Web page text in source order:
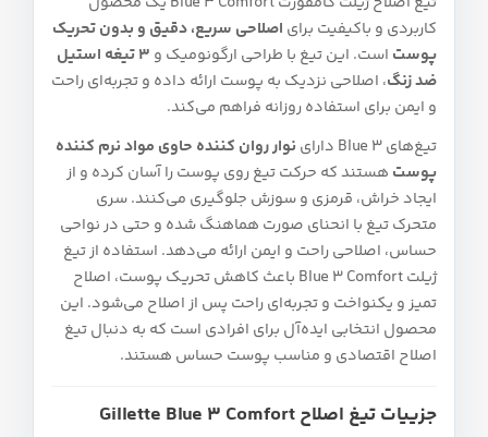
کاربردی و باکیفیت برای اصلاحی سریع، دقیق و بدون تحریک
پوست است. این تیغ با طراحی ارگونومیک و
۳ تیغه استیل
ضد زنگ، اصلاحی نزدیک به پوست ارائه داده و تجربه‌ای راحت
و ایمن برای استفاده روزانه فراهم می‌کند.
تیغ‌های Blue 3 دارای
نوار روان‌ کننده حاوی مواد نرم‌ کننده
پوست هستند که حرکت تیغ روی پوست را آسان کرده و از
ایجاد خراش، قرمزی و سوزش جلوگیری می‌کنند. سری
متحرک تیغ با انحنای صورت هماهنگ شده و حتی در نواحی
حساس، اصلاحی راحت و ایمن ارائه می‌دهد. استفاده از تیغ
ژیلت Blue 3 Comfort باعث کاهش تحریک پوست، اصلاح
تمیز و یکنواخت و تجربه‌ای راحت پس از اصلاح می‌شود. این
محصول انتخابی ایده‌آل برای افرادی است که به دنبال تیغ
اصلاح اقتصادی و مناسب پوست حساس هستند.
جزییات تیغ اصلاح Gillette Blue 3 Comfort